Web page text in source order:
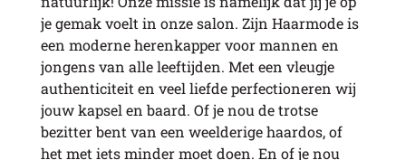
je gemak voelt in onze salon. Zijn Haarmode is
een moderne herenkapper voor mannen en
jongens van alle leeftijden. Met een vleugje
authenticiteit en veel liefde perfectioneren wij
jouw kapsel en baard. Of je nou de trotse
bezitter bent van een weelderige haardos, of
het met iets minder moet doen. En of je nou